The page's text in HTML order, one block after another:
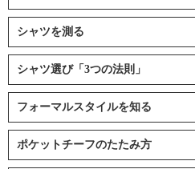
シャツを測る
シャツ選び「3つの法則」
フォーマルスタイルを知る
ポケットチーフのたたみ方